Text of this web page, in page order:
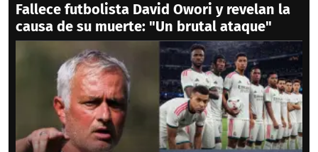
Fallece futbolista David Owori y revelan la
causa de su muerte: "Un brutal ataque"